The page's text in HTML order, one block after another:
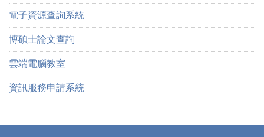
電子資源查詢系統
博碩士論文查詢
雲端電腦教室
資訊服務申請系統